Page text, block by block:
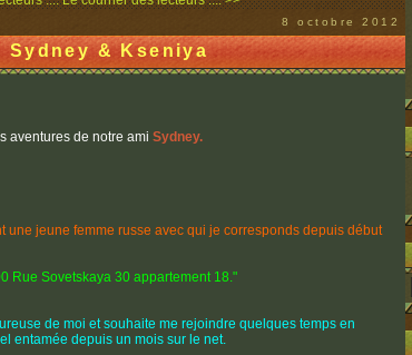
8 octobre 2012
& Kseniya
aventures de notre ami Sydney.
une jeune femme russe avec qui je corresponds depuis début
Rue Sovetskaya 30 appartement 18."
de moi et souhaite me rejoindre quelques temps en
entamée depuis un mois sur le net.